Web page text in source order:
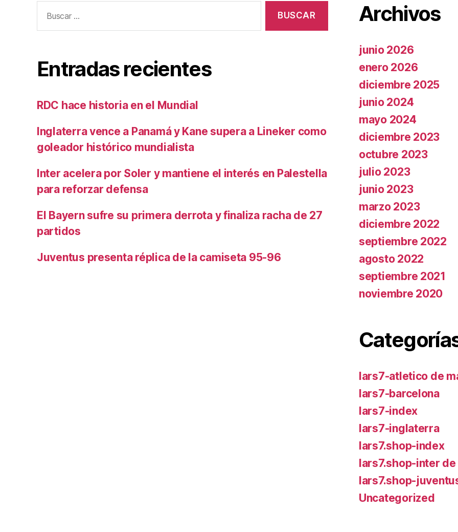
Entradas recientes
RDC hace historia en el Mundial
Inglaterra vence a Panamá y Kane supera a Lineker como
goleador histórico mundialista
Inter acelera por Soler y mantiene el interés en Palestella
para reforzar defensa
El Bayern sufre su primera derrota y finaliza racha de 27
partidos
Juventus presenta réplica de la camiseta 95-96
Archivos
junio 2026
enero 2026
diciembre 2025
junio 2024
mayo 2024
diciembre 2023
octubre 2023
julio 2023
junio 2023
marzo 2023
diciembre 2022
septiembre 2022
agosto 2022
septiembre 2021
noviembre 2020
lars7-atletico de
lars7-barcelona
lars7-index
lars7-inglaterra
lars7.shop-index
lars7.shop-inter de
lars7.shop-
Uncategorized